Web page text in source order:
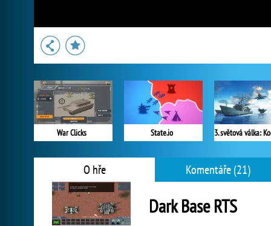
War Clicks State.io
O hře Komentáře (21)
Dark Base RTS